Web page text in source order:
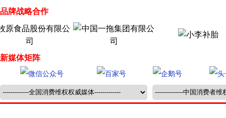
品牌战略合作
新媒体矩阵